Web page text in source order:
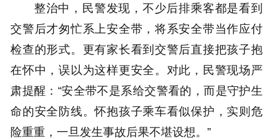
整治中，民警发现，不少后排乘客都是看到
交警后才匆忙系上安全带，将系安全带当作应付
检查的形式。更有家长看到交警后直接把孩子抱
在怀中，误以为这样更安全。对此，民警现场严
肃提醒：“安全带不是系给交警看的，而是守护生
命的安全防线。怀抱孩子乘车看似保护，实则危
险重重，一旦发生事故后果不堪设想。”